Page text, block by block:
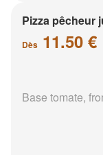
Pizza pêcheur
Dès 11.50 €
Base tomate,